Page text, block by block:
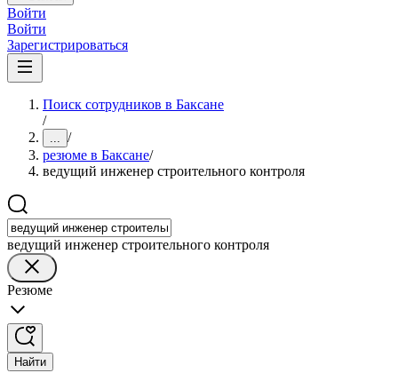
Войти
Войти
Зарегистрироваться
Поиск сотрудников в Баксане
/
... /
резюме в Баксане/
ведущий инженер строительного контроля
ведущий инженер строительного контроля
Резюме
Найти